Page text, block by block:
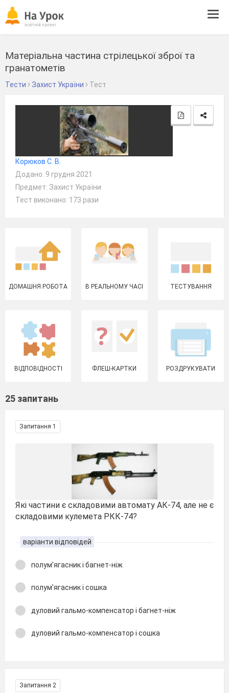
Матеріальна частина стрілецької зброї та
гранатометів
Тести Захист України Тест
Корюков С. В.
Додано: 9 грудня 2021
Предмет: Захист України
Тест виконано: 173 рази
ДОМАШНЯ РОБОТА В РЕАЛЬНОМУ ЧАСІ ТЕСТУВАННЯ
ВІДПОВІДНОСТІ ФЛЕШ-КАРТКИ РОЗДРУКУВАТИ
25 запитань
Запитання 1
Які частини є складовими автомату АК-74, але не є
складовими кулемета РКК-74?
варіанти відповідей
полум’ягасник і багнет-ніж
полум’ягасник і сошка
дуловий гальмо-компенсатор і багнет-ніж
дуловий гальмо-компенсатор і сошка
Запитання 2